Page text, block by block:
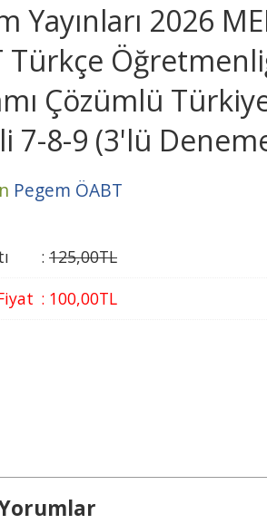
Yayınları 2026
Türkçe
Çözümlü
7-8-9 (3'lü
Pegem ÖABT
: 125,00TL
: 100,00TL